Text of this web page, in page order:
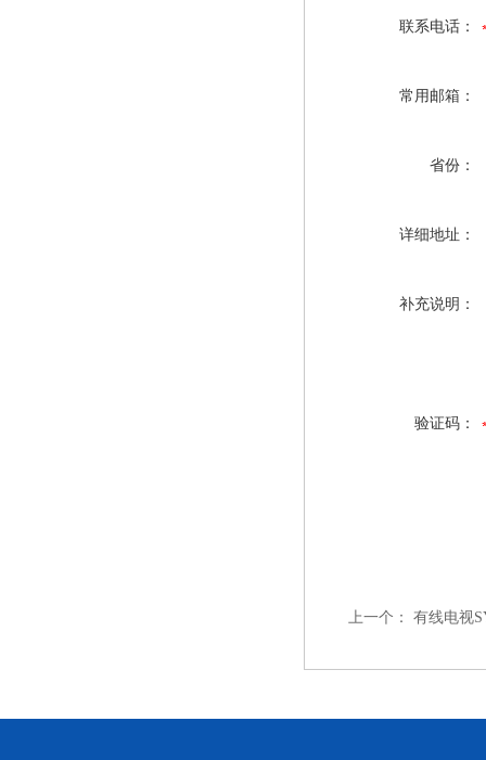
联系电话：
常用邮箱：
省份：
详细地址：
补充说明：
验证码：
上一个： 有线电视